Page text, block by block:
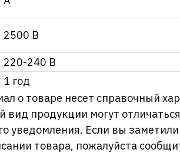
2500 В
220-240 В
1 год
о товаре несет справочный
вид продукции могут
уведомления. Если вы
товара, пожалуйста